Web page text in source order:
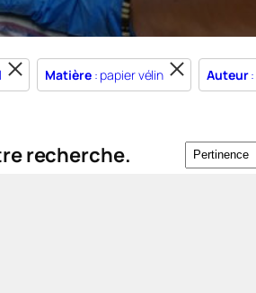
Matière: papier vélin Auteur:
recherche.